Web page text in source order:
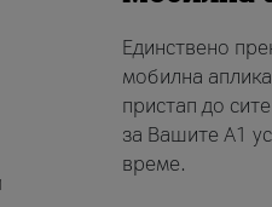
Единствено
мобилна
пристап до
за Вашите A1
време.